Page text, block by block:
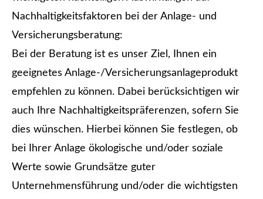
Nachhaltigkeitsfaktoren bei der Anlage- und
Versicherungsberatung:
Bei der Beratung ist es unser Ziel, Ihnen ein
geeignetes Anlage-/Versicherungsanlageprodukt
empfehlen zu können. Dabei berücksichtigen wir
auch Ihre Nachhaltigkeitspräferenzen, sofern Sie
dies wünschen. Hierbei können Sie festlegen, ob
bei Ihrer Anlage ökologische und/oder soziale
Werte sowie Grundsätze guter
Unternehmensführung und/oder die wichtigsten